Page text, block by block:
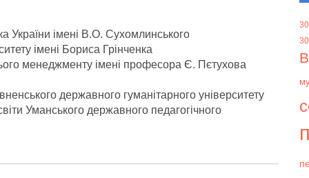
України імені В.О. Сухомлинського
імені Бориса Грінченка
менеджменту імені професора Є. Пєтухова
державного гуманітарного університету
Уманського державного педагогічного